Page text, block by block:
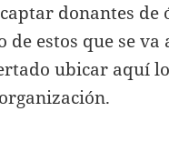
donantes de
de estos que se va
ubicar aquí